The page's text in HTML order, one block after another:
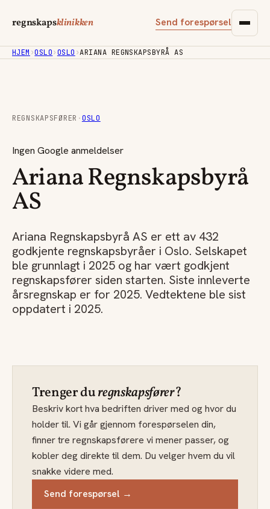
regnskapsklinikken Send forespørsel
HJEM ›OSLO›OSLO ›ARIANA REGNSKAPSBYRÅ AS
REGNSKAPSFØRER ·OSLO
Ingen Google anmeldelser
Ariana Regnskapsbyrå
AS
Ariana Regnskapsbyrå AS er ett av 432
godkjente regnskapsbyråer i Oslo. Selskapet
ble grunnlagt i 2025 og har vært godkjent
regnskapsfører siden starten. Siste innleverte
årsregnskap er for 2025. Vedtektene ble sist
oppdatert i 2025.
Trenger duregnskapsfører?
Beskriv kort hva bedriften driver med og hvor du
holder til. Vi går gjennom forespørselen din,
finner tre regnskapsførere vi mener passer, og
kobler deg direkte til dem. Du velger hvem du vil
snakke videre med.
Send forespørsel →